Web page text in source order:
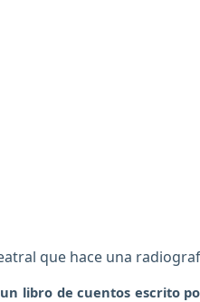
que hace una
libro de cuentos escrito